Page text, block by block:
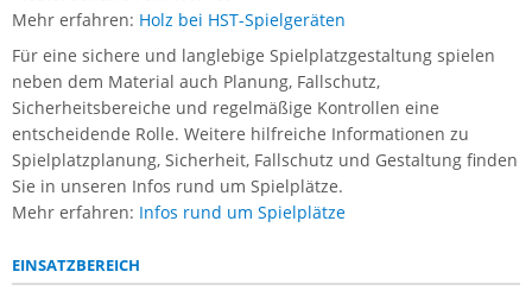
Mehr erfahren: Holz bei HST-Spielgeräten
Für eine sichere und langlebige Spielplatzgestaltung spielen
neben dem Material auch Planung, Fallschutz,
Sicherheitsbereiche und regelmäßige Kontrollen eine
entscheidende Rolle. Weitere hilfreiche Informationen zu
Spielplatzplanung, Sicherheit, Fallschutz und Gestaltung finden
Sie in unseren Infos rund um Spielplätze.
Mehr erfahren: Infos rund um Spielplätze
EINSATZBEREICH